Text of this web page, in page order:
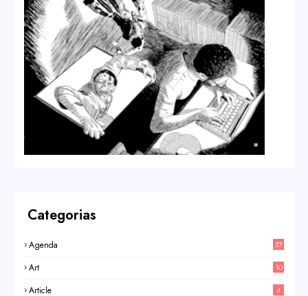
Categorias
Agenda 37
Art 10
Article 4